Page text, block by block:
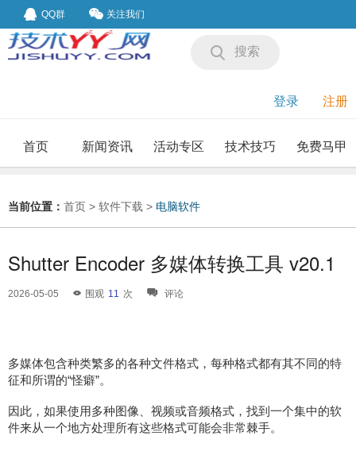
QQ群 关注我们
搜索
登录 注册
首页 新闻资讯 活动专区 技术技巧 免费马甲
当前位置： 首页 > 软件下载 > 电脑软件
Shutter Encoder 多媒体转换工具 v20.1
2026-05-05 围观 11 次 评论
多媒体包含种类繁多的各种文件格式，每种格式都有其不同的特
征和所谓的“怪癖”。
因此，如果使用多种图像、视频或音频格式，找到一个集中的软
件来从一个地方处理所有这些格式可能会非常棘手。